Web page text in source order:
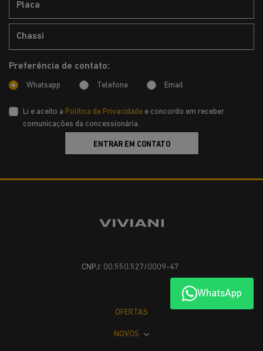
Preferência de contato:
Whatsapp Telefone Email
Li e aceito a Política de Privacidade e concordo em receber
comunicações da concessionária.
ENTRAR EM CONTATO
WhatsApp
CNPJ: 00.550.527/0009-47
OFERTAS
NOVOS